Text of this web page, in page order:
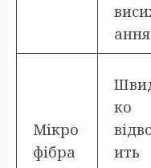
ання
Мікро
фібра
ко
ить